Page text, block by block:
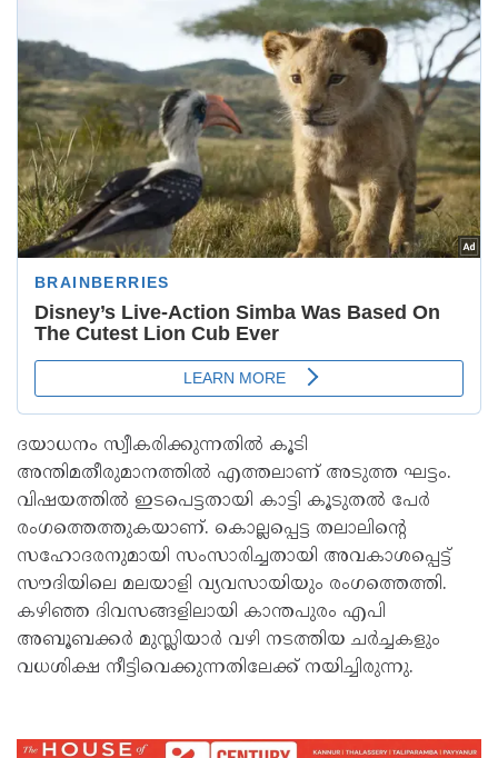
ദയാധനം സ്വീകരിക്കുന്നതില്‍ കൂടി
അന്തിമതീരുമാനത്തില്‍ എത്തലാണ് അടുത്ത ഘട്ടം.
വിഷയത്തില്‍ ഇടപെട്ടതായി കാട്ടി കൂടുതല്‍ പേര്‍
രംഗത്തെത്തുകയാണ്. കൊല്ലപ്പെട്ട തലാലിന്റെ
സഹോദരനുമായി സംസാരിച്ചതായി അവകാശപ്പെട്ട്
സൗദിയിലെ മലയാളി വ്യവസായിയും രംഗത്തെത്തി.
കഴിഞ്ഞ ദിവസങ്ങളിലായി കാന്തപുരം എപി
അബൂബക്കര്‍ മുസ്ലിയാര്‍ വഴി നടത്തിയ ചര്‍ച്ചകളും
വധശിക്ഷ നീട്ടിവെക്കുന്നതിലേക്ക് നയിച്ചിരുന്നു.